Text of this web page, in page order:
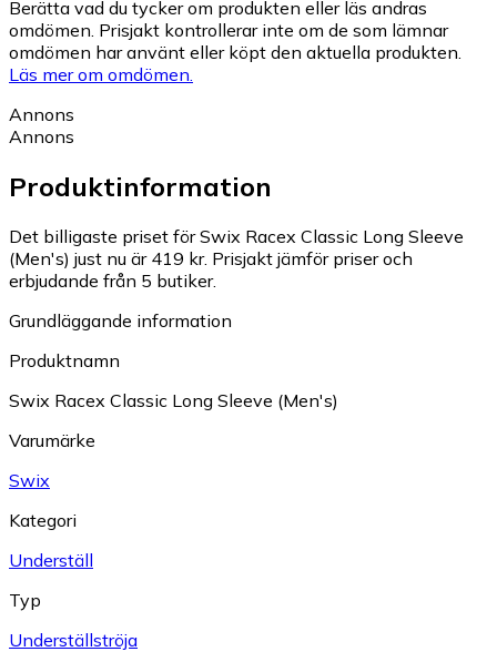
Berätta vad du tycker om produkten eller läs andras
omdömen. Prisjakt kontrollerar inte om de som lämnar
omdömen har använt eller köpt den aktuella produkten.
Läs mer om omdömen.
Annons
Annons
Produktinformation
Det billigaste priset för Swix Racex Classic Long Sleeve
(Men's) just nu är 419 kr. Prisjakt jämför priser och
erbjudande från 5 butiker.
Grundläggande information
Produktnamn
Swix Racex Classic Long Sleeve (Men's)
Varumärke
Swix
Kategori
Underställ
Typ
Underställströja